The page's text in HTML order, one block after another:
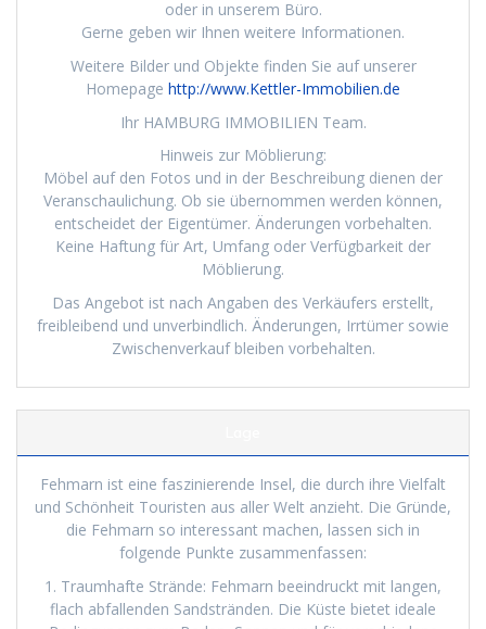
oder in unserem Büro.
Gerne geben wir Ihnen weitere Informationen.
Weitere Bilder und Objekte finden Sie auf unserer
Homepage http://www.Kettler-Immobilien.de
Ihr HAMBURG IMMOBILIEN Team.
Hinweis zur Möblierung:
Möbel auf den Fotos und in der Beschreibung dienen der
Veranschaulichung. Ob sie übernommen werden können,
entscheidet der Eigentümer. Änderungen vorbehalten.
Keine Haftung für Art, Umfang oder Verfügbarkeit der
Möblierung.
Das Angebot ist nach Angaben des Verkäufers erstellt,
freibleibend und unverbindlich. Änderungen, Irrtümer sowie
Zwischenverkauf bleiben vorbehalten.
Fehmarn ist eine faszinierende Insel, die durch ihre Vielfalt
und Schönheit Touristen aus aller Welt anzieht. Die Gründe,
die Fehmarn so interessant machen, lassen sich in
folgende Punkte zusammenfassen:
1. Traumhafte Strände: Fehmarn beeindruckt mit langen,
flach abfallenden Sandstränden. Die Küste bietet ideale